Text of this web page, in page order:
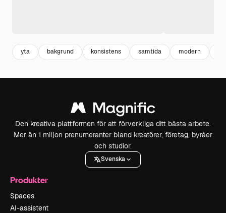
yta bakgrund konsistens samtida modern
Den kreativa plattformen för att förverkliga ditt bästa arbete.
Mer än 1 miljon prenumeranter bland kreatörer, företag, byråer
och studior.
Svenska
Produkter
Spaces
AI-assistent